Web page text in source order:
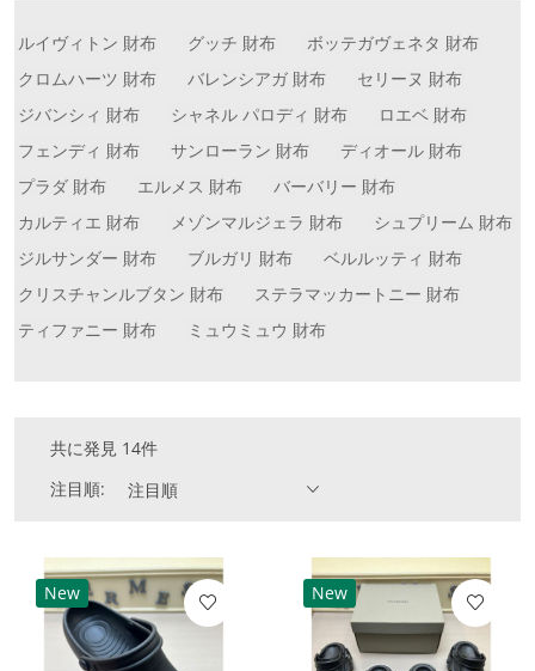
ルイヴィトン 財布 グッチ 財布
ボッテガヴェネタ 財布
クロムハーツ 財布
バレンシアガ 財布
セリーヌ 財布
ジバンシィ 財布
シャネル パロディ 財布
ロエベ 財布
フェンディ 財布
サンローラン 財布
ディオール 財布
プラダ 財布
エルメス 財布
バーバリー 財布
カルティエ 財布
メゾンマルジェラ 財布
シュプリーム 財布
ジルサンダー 財布
ブルガリ 財布
ベルルッティ 財布
クリスチャンルブタン 財布
ステラマッカートニー 財布
ティファニー 財布
ミュウミュウ 財布
共に発見 14件
注目順:
注目順
New New